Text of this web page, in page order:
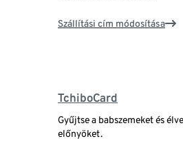
Szállítási cím módosítása
TchiboCard
Gyűjtse a babszemeket és
előnyöket.